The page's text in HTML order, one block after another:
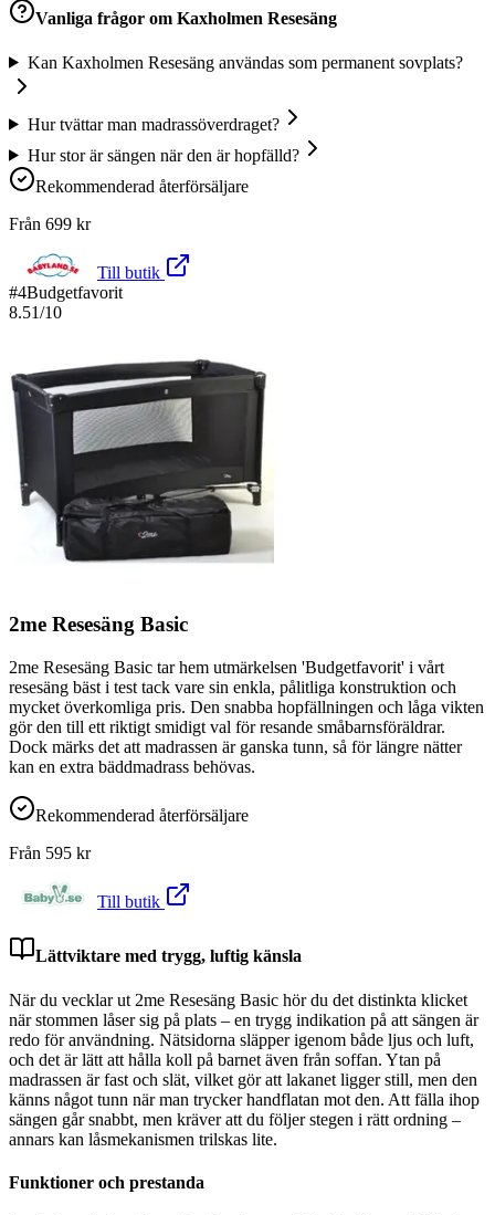
Vanliga frågor om Kaxholmen Resesäng
Kan Kaxholmen Resesäng användas som permanent sovplats?
Hur tvättar man madrassöverdraget?
Hur stor är sängen när den är hopfälld?
Rekommenderad återförsäljare
Från 699 kr
Till butik
#4Budgetfavorit
8.51/10
2me Resesäng Basic
2me Resesäng Basic tar hem utmärkelsen 'Budgetfavorit' i vårt
resesäng bäst i test tack vare sin enkla, pålitliga konstruktion och
mycket överkomliga pris. Den snabba hopfällningen och låga vikten
gör den till ett riktigt smidigt val för resande småbarnsföräldrar.
Dock märks det att madrassen är ganska tunn, så för längre nätter
kan en extra bäddmadrass behövas.
Rekommenderad återförsäljare
Från 595 kr
Till butik
Lättviktare med trygg, luftig känsla
När du vecklar ut 2me Resesäng Basic hör du det distinkta klicket
när stommen låser sig på plats – en trygg indikation på att sängen är
redo för användning. Nätsidorna släpper igenom både ljus och luft,
och det är lätt att hålla koll på barnet även från soffan. Ytan på
madrassen är fast och slät, vilket gör att lakanet ligger still, men den
känns något tunn när man trycker handflatan mot den. Att fälla ihop
sängen går snabbt, men kräver att du följer stegen i rätt ordning –
annars kan låsmekanismen trilskas lite.
Funktioner och prestanda